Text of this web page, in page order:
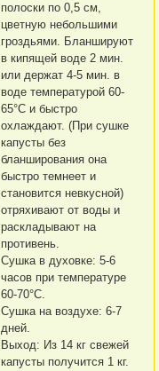
полоски по 0,5 см,
цветную небольшими
гроздьями. Бланшируют
в кипящей воде 2 мин.
или держат 4-5 мин. в
воде температурой 60-
65°C и быстро
охлаждают. (При сушке
капусты без
бланширования она
быстро темнеет и
становится невкусной)
отряхивают от воды и
раскладывают на
противень.
Сушка в духовке: 5-6
часов при температуре
60-70°C.
Сушка на воздухе: 6-7
дней.
Выход: Из 14 кг свежей
капусты получится 1 кг.